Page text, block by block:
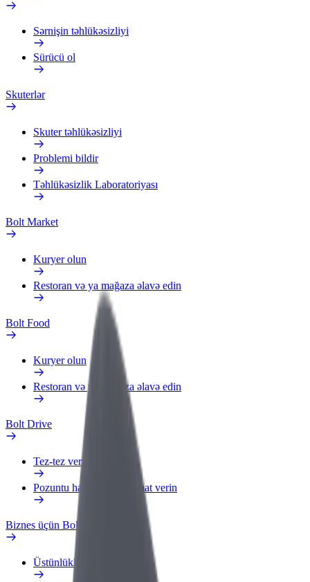
Sərnişin təhlükəsizliyi
Sürücü ol
Skuterlər
Skuter təhlükəsizliyi
Problemi bildir
Təhlükəsizlik Laboratoriyası
Bolt Market
Kuryer olun
Restoran və ya mağaza əlavə edin
Bolt Food
Kuryer olun
Restoran və ya mağaza əlavə edin
Bolt Drive
Tez-tez verilən suallar
Pozuntu haqqında məlumat verin
Biznes üçün Bolt
Üstünlüklər